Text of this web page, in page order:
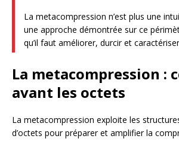
La metacompression n’est plus une
une approche démontrée sur ce
qu’il faut améliorer, durcir et
La metacompression :
avant les octets
La metacompression exploite les
d’octets pour préparer et amplifier la